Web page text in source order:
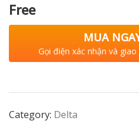
Free
MUA
Gọi điện xác nhận và
Category: Delta